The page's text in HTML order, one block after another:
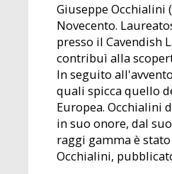
Giuseppe Occhialini
Novecento.
presso il Cavendish
contribuì alla
In seguito
quali spicca quello
Europea. Occhialini
in suo onore, dal
raggi gamma è
Occhialini,